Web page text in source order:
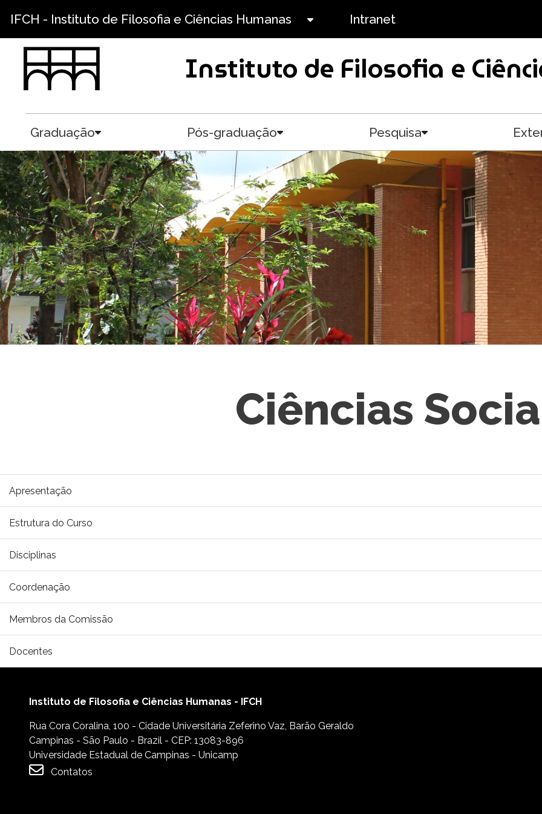
IFCH - Instituto de Filosofia e Ciências Humanas Intranet
Instituto de Filosofia e
Graduação Pós-graduação Pesquisa
Ciências
Apresentação
Estrutura do Curso
Disciplinas
Coordenação
Membros da Comissão
Docentes
Instituto de Filosofia e Ciências Humanas - IFCH
Rua Cora Coralina, 100 - Cidade Universitária Zeferino Vaz, Barão Geraldo
Campinas - São Paulo - Brazil - CEP: 13083-896
Universidade Estadual de Campinas - Unicamp
Contatos